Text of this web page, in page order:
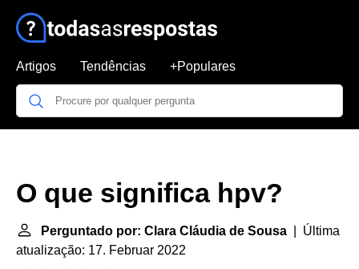
Artigos Tendências +Populares
O que significa hpv?
Perguntado por: Clara Cláudia de Sousa | Última
atualização: 17. Februar 2022